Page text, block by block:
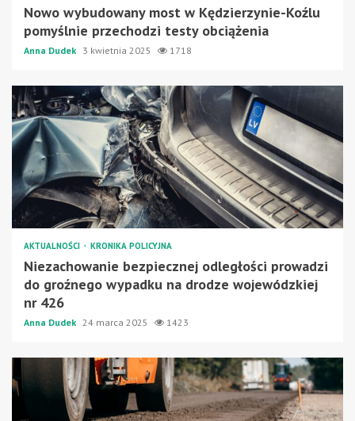
Nowo wybudowany most w Kędzierzynie-Koźlu
pomyślnie przechodzi testy obciążenia
Anna Dudek 3 kwietnia 2025 1718
AKTUALNOŚCI KRONIKA POLICYJNA
Niezachowanie bezpiecznej odległości prowadzi
do groźnego wypadku na drodze wojewódzkiej
nr 426
Anna Dudek 24 marca 2025 1423